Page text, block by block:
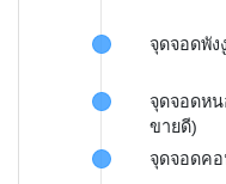
จุดจอดพังงู
จุดจอดห
ขายดี)
จุดจอดค